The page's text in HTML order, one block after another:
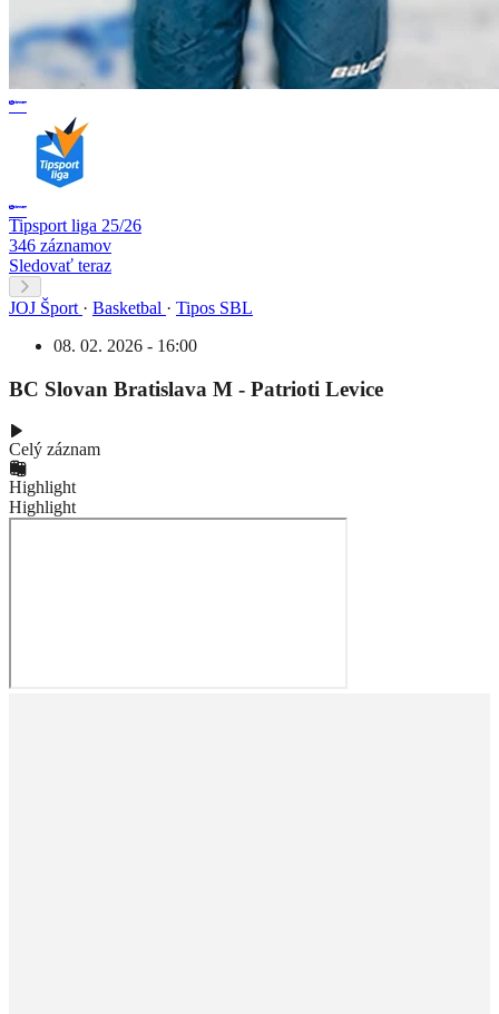
Tipsport liga 25/26
346 záznamov
Sledovať teraz
JOJ Šport · Basketbal · Tipos SBL
08. 02. 2026 - 16:00
BC Slovan Bratislava M - Patrioti Levice
Celý záznam
Highlight
Highlight